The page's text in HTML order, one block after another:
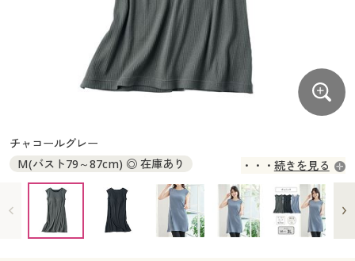
ジュニア・ティーンズ下着
大きいサイズ レディース服
大きいサイズ レディース下着
大きいサイズ 事務・制服
シークレットセール
商品カテゴリ一覧
カタログ・チラシからのご注文
デジタルカタログ
カタログ無料プレゼント
大きいサイズ レディース下着
大きいサイズ メンズ
シークレットセール
商品カテゴリ一覧
カタログ・チラシからのご注文
カタログ無料プレゼント
会員メニュー
チャコールグレー
M(バスト79～87cm) ◎ 在庫あり
L(バスト86～94cm) ◎ 在庫あり
LL(バスト93～101cm) ◎ 在庫あり
3L(バスト100～108cm) ◎ 在庫あり
続きを見る